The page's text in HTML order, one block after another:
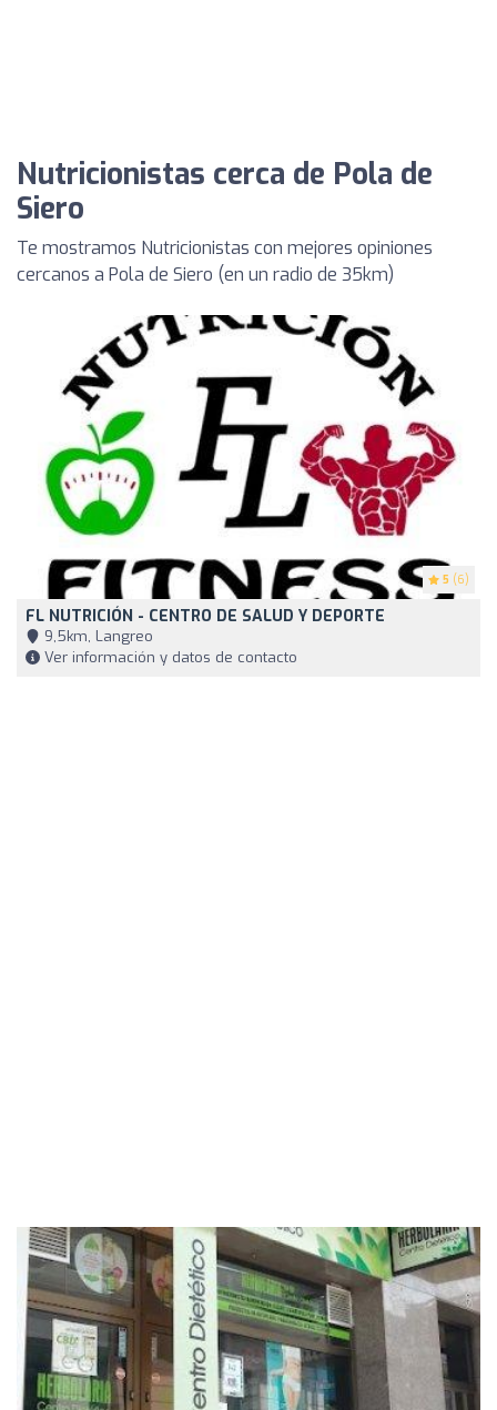
Nutricionistas cerca de Pola de
Siero
Te mostramos Nutricionistas con mejores opiniones
cercanos a Pola de Siero (en un radio de 35km)
5 (6)
FL NUTRICIÓN - CENTRO DE SALUD Y DEPORTE
9,5km, Langreo
Ver información y datos de contacto